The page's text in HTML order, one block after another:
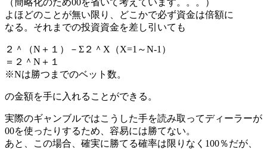
よほどのことが無い限り、どこかで必ず資金は倍額に
なる。それまでの投資資金を差し引いても
２＾（N＋１）－Σ２＾X（X=1～N-1）
＝２＾N＋１
※Nは勝つまでのベット数。
の金額を手に入れることができる。
実際のギャンブルではこうした手を読み取ってディーラーが
00を使ったりするため、容易には勝てない。
あと、この場合、確実に勝てる確率は限りなく100％だが、